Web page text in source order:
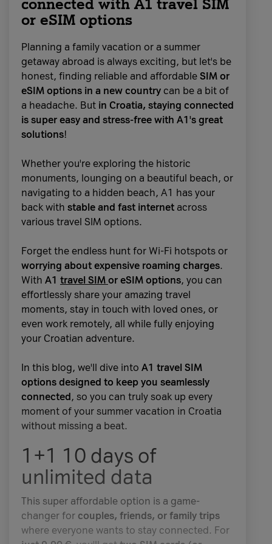
Zaslon je veći i svjetliji te također podržava
ProMotion sa 120 Hz, čime je skrolanje i
gaming iskustvo još glađe, a izražajne boje i
kontrast zadovoljit će i najzahtjevnije
3000 nita za bolju upotrebu na otvorenom. Uz
novi i napredni sustav hlađenja s parnom
komorom, uređaji moguzadržati vrhunske
performanse dulje vrijeme bez pregrijavanja
narančastoj i srebrnoj, a baterija sada
omogućuje do 16 sati dulje reprodukcije videa
u odnosu na prethodnu generaciju. Baš kao i
iPhone 17, oba Pro modela podržavaju
punjenjekoje omogućujedo 50 %
napunjenosti za samo 20 minuta.
256 GB, 512 GB i 1 TB pohrane, dokiPhone
17 Pro Maxnudi dodatnu opciju od2 TB , što
je idealno ako pohranjuješ velike količine
podataka.
mogućnosti. Od sada možešprevoditi govorni
i pisani tekst u stvarnom vremenu
aplikacijama Poruke, FaceTime i Telefon,
identificirati objekte vidljive u stvarnom
svijetu putem kamerete analizirati bilo koji
sadržaj koji se pojavi na zaslonu iPhonea.
ugovorima ili tarifama.
Brza i sigurna kupnja
Kupnju obavljaš online, a uređaj stiže
besplatnom dostavom na tvoju adresu.
Plaćanje je sigurno uz
Corvus Pay
koji
osigurava potpunu tajnost tvojih kartičnih
podataka. Osim toga, opcija plaćanja do 24
rate čini ovakav način kupnje još
Primjerice, ako trenutačno štediš za druge
stvari, možeš kupiti novi mobitel i rasporediti
trošak na više manjih rata, bez stresa i
dodatnih ugovornih obveza.
Bogata lepeza uređaja
U A1 Shop spotu dostupni su
mobiteli, tableti,
pametni satovi , smart home uređaji, igraće
konzole i mnogi drugi uređaji
Ponuda se
redovito osvježava
, pa ne zaboravi provjeriti
Ako želiš
tarife i bez komplikacija , A1 Shop spot je
pravo mjesto za tebe. Bilo da želiš mobitel za
svakodnevnu upotrebu, pametni sat za
zdravije navike ili PlayStation za opuštanje
nakon posla, biraš točno ono što ti treba.
Plati jednokratno ili na rate, opusti se i čekaj
besplatnu dostavu na svoju adresu.
connected with A1 travel SIM
or eSIM options
Planning a family vacation or a summer
getaway abroad is always exciting, but let's be
honest, finding reliable and affordable SIM or
eSIM options in a new country can be a bit of
a headache. But in Croatia, staying connected
is super easy and stress-free with A1's great
solutions!
Whether you're exploring the historic
monuments, lounging on a beautiful beach, or
navigating to a hidden beach, A1 has your
back with stable and fast internet across
various travel SIM options.
Forget the endless hunt for Wi-Fi hotspots or
worrying about expensive roaming charges.
With A1 travel SIM or eSIM options, you can
effortlessly share your amazing travel
moments, stay in touch with loved ones, or
even work remotely, all while fully enjoying
your Croatian adventure.
In this blog, we'll dive into A1 travel SIM
options designed to keep you seamlessly
connected, so you can truly soak up every
moment of your summer vacation in Croatia
without missing a beat.
1+1 10 days of
unlimited data
This super affordable option is a game-
changer for couples, friends, or family trips
where everyone wants to stay connected. For